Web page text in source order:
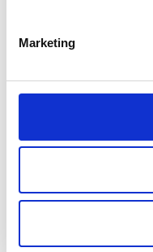
Marketing
Nettokapitaludgift/
÷ Rentesikring
Nettokapitaludgift/